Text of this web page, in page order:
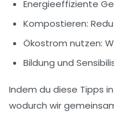
Energieeffiziente
Kompostieren:
Ökostrom nutzen:
Bildung und
Indem du diese Tipps
wodurch wir